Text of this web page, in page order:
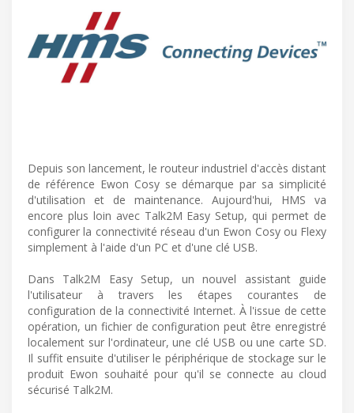
Depuis son lancement, le routeur industriel d'accès distant
de référence Ewon Cosy se démarque par sa simplicité
d'utilisation et de maintenance. Aujourd'hui, HMS va
encore plus loin avec Talk2M Easy Setup, qui permet de
configurer la connectivité réseau d'un Ewon Cosy ou Flexy
simplement à l'aide d'un PC et d'une clé USB.
Dans Talk2M Easy Setup, un nouvel assistant guide
l'utilisateur à travers les étapes courantes de
configuration de la connectivité Internet. À l'issue de cette
opération, un fichier de configuration peut être enregistré
localement sur l'ordinateur, une clé USB ou une carte SD.
Il suffit ensuite d'utiliser le périphérique de stockage sur le
produit Ewon souhaité pour qu'il se connecte au cloud
sécurisé Talk2M.